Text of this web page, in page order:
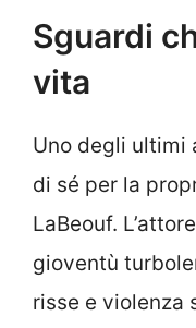
Sguardi
vita
Uno degli ultimi
di sé per la
LaBeouf.
gioventù
risse e violenza